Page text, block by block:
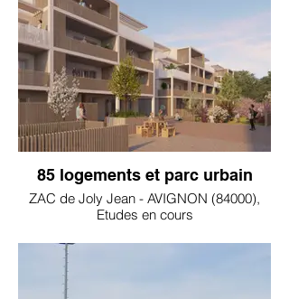
85 logements et parc urbain
ZAC de Joly Jean - AVIGNON (84000),
Etudes en cours